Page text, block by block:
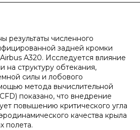
результаты численного
задней кромки
A320. Исследуется влияние
на структуру обтекания,
силы и лобового
метода вычислительной
показано, что внедрение
повышению критического угла
качества крыла
полета.